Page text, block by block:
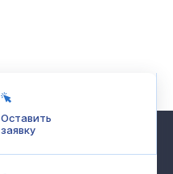
Оставить
заявку